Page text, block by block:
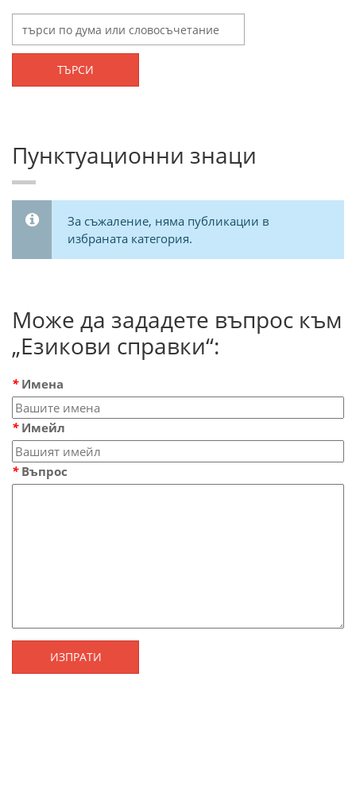
ТЪРСИ
Пунктуационни знаци
За съжаление, няма публикации в
избраната категория.
Може да зададете въпрос към
„Езикови справки“:
*Имена
*Имейл
*Въпрос
ИЗПРАТИ